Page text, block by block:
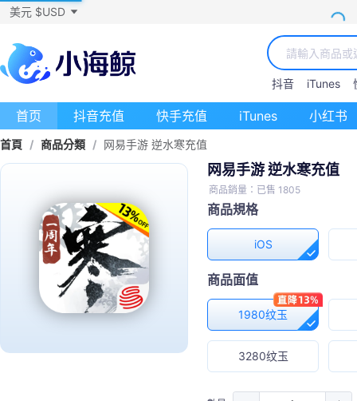
美元 $USD
抖音 iTunes
首页 抖音充值 快手充值 iTunes 小红书
首頁 / 商品分類 / 网易手游 逆水寒充值
网易手游 逆水寒充值
商品銷量：已售 1805
商品規格
iOS
商品面值
1980纹玉
3280纹玉